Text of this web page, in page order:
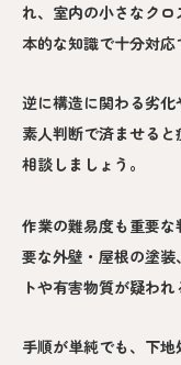
れ、室内の小さなク
本的な知識で十分対応
逆に構造に関わる劣
素人判断で済ませる
相談しましょう。
作業の難易度も重要
要な外壁・屋根の塗
トや有害物質が疑わ
手順が単純でも、下